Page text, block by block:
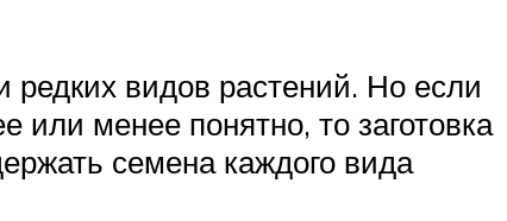
редких видов растений. Но если
или менее понятно, то заготовка
семена каждого вида